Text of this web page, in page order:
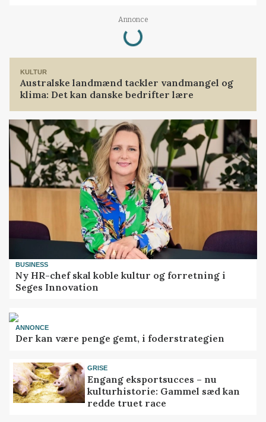
Annonce
Loading...
KULTUR
Australske landmænd tackler vandmangel og
klima: Det kan danske bedrifter lære
BUSINESS
Ny HR-chef skal koble kultur og forretning i
Seges Innovation
ANNONCE
Der kan være penge gemt, i foderstrategien
GRISE
Engang eksportsucces – nu
kulturhistorie: Gammel sæd kan
redde truet race